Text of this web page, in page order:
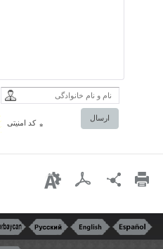
ارسال
* کد امنیتی